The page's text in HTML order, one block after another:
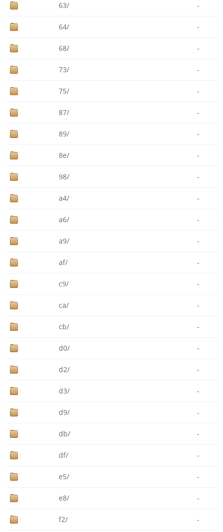
63/ -
64/ -
68/ -
73/ -
75/ -
87/ -
89/ -
8e/ -
98/ -
a4/ -
a6/ -
a9/ -
af/ -
c9/ -
ca/ -
cb/ -
d0/ -
d2/ -
d3/ -
d9/ -
db/ -
df/ -
e5/ -
e8/ -
f2/ -